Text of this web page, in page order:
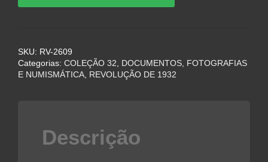
UM
OFICIAL
REVOLUÇÃO
SKU: RV-2609
Categorias: COLEÇÃO 32
DOCUMENTOS, FOTOGRAFIAS
E NUMISMÁTICA REVOLUÇÃO DE 1932
Descrição